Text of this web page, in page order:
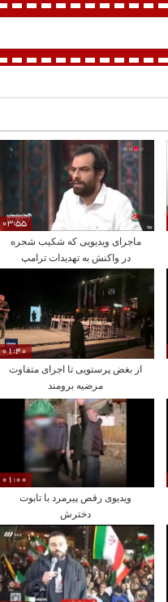
03:55
ماجرای ویدیویی که شکیب شجره
در واکنش به تهدیدات ترامپ
01:40
از بغض پرستویی تا اجرای متفاوت
مرضیه برومند
01:00
ویدیوی رقص پیرمرد با تابوت
دخترش